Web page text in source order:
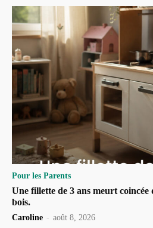
Pour les Parents
Une fillette de 3 ans meurt coincée
bois.
Caroline - août 8, 2026